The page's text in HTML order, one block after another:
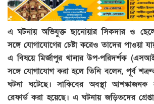
এ ঘটনায় অভিযুক্ত ছানোয়ার সিকদার ও
সঙ্গে যোগাযোগের চেষ্টা করেও তাদের পাওয়া
এ বিষয়ে মির্জাপুর থানার উপ-পরিদর্শক
সঙ্গে যোগাযোগ করা হলে তিনি বলেন, পূর্ব
ঘটনা ঘটেছে। সাকিবের অবস্থা আশঙ্কাজনক
রেফার্ড করা হয়েছে। এ ঘটনায় জড়িতদের